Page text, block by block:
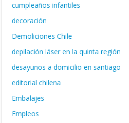
cumpleaños infantiles
decoración
Demoliciones Chile
depilación láser en la quinta región
desayunos a domicilio en santiago
editorial chilena
Embalajes
Empleos